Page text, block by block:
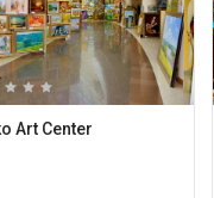
Art Center